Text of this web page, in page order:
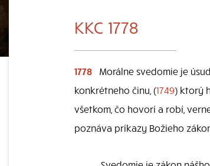
KKC 1778
1778
Morálne svedomie je
konkrétneho činu, (1749) ktorý
všetkom, čo hovorí a robí,
poznáva príkazy Božieho